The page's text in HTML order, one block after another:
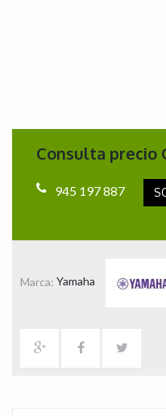
Consulta precio
945 197 887
Marca: Yamaha